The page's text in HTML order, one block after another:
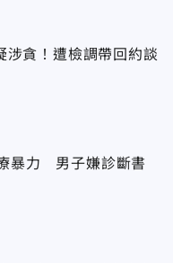
涉貪！遭檢調帶回約談
暴力 男子嫌診斷書